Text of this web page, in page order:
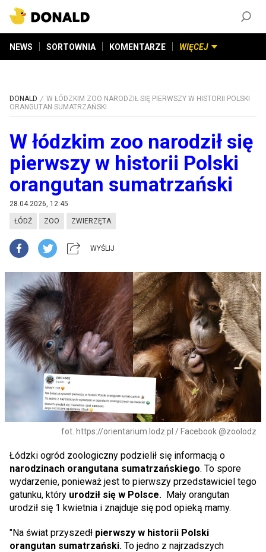
NEWS SORTOWNIA KOMENTARZE WIĘCEJ
DONALD
W ŁÓDZKIM ZOO NARODZIŁ SIĘ PIERWSZY W HISTORII POLSKI
ORANGUTAN SUMATRZAŃSKI
W łódzkim zoo narodził się
pierwszy w historii Polski
orangutan sumatrzański
28.04.2026, 12:45
ŁÓDŹ ZOO ZWIERZĘTA
WYŚLIJ
fot. https://orientarium.lodz.pl / Facebook @zoolodz
Łódzki ogród zoologiczny podzielił się informacją o
narodzinach orangutana sumatrzańskiego. To spore
wydarzenie, ponieważ jest to pierwszy przedstawiciel tego
gatunku, który urodził się w Polsce. Mały orangutan
urodził się 1 kwietnia i znajduje się pod opieką mamy.
"Na świat przyszedł pierwszy w historii Polski
orangutan sumatrzański. To jedno z najrzadszych